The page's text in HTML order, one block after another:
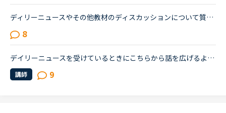
ディリーニュースやその他教材のディスカッションについて質問致します。実は、昨日初めてネイティブキャンプを利用し、ディリーニュースの初級レベルを受けました。いきなりつまづいては、先生はもとより自分自...
8
デイリーニュースを受けているときにこちらから話を広げるような質問をするときどうに切り出していますか？ディスカッションに移る前「（内容について）質問ある？」と聞かれることが多いと思うのですが、そのと...
講師 9